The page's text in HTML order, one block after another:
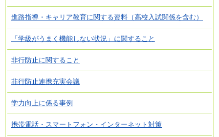
進路指導・キャリア教育に関する資料（高校入試関係を含む）
「学級がうまく機能しない状況」に関すること
非行防止に関すること
非行防止連携充実会議
学力向上に係る事例
携帯電話・スマートフォン・インターネット対策